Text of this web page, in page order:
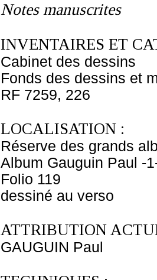
Notes manuscrites
INVENTAIRES ET
Cabinet des dessins
Fonds des dessins et
RF 7259, 226
LOCALISATION :
Réserve des grands
Album Gauguin Paul -
Folio 119
dessiné au verso
ATTRIBUTION
GAUGUIN Paul